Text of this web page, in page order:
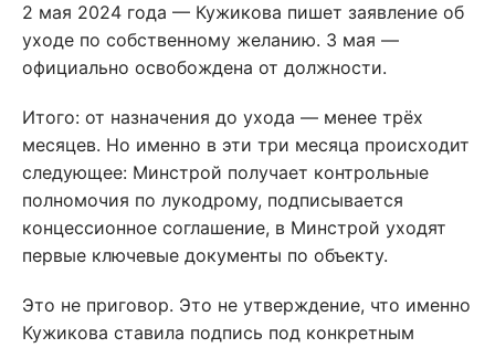
2 мая 2024 года — Кужикова пишет заявление об
уходе по собственному желанию. 3 мая —
официально освобождена от должности.
Итого: от назначения до ухода — менее трёх
месяцев. Но именно в эти три месяца происходит
следующее: Минстрой получает контрольные
полномочия по лукодрому, подписывается
концессионное соглашение, в Минстрой уходят
первые ключевые документы по объекту.
Это не приговор. Это не утверждение, что именно
Кужикова ставила подпись под конкретным